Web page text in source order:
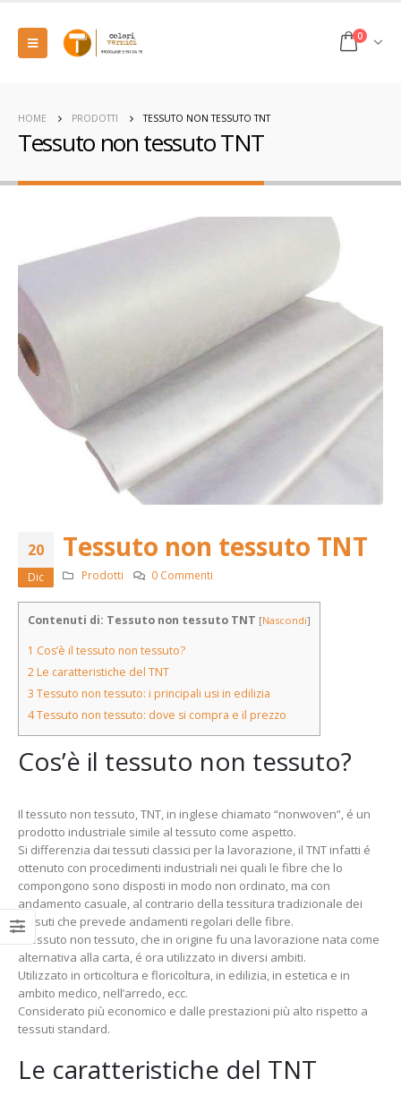
0
HOME PRODOTTI TESSUTO NON TESSUTO TNT
Tessuto non tessuto TNT
20
Dic
Tessuto non tessuto TNT
Prodotti 0 Commenti
Contenuti di: Tessuto non tessuto TNT [Nascondi]
1 Cos’è il tessuto non tessuto?
2 Le caratteristiche del TNT
3 Tessuto non tessuto: i principali usi in edilizia
4Tessuto non tessuto: dove si compra e il prezzo
Cos’è il tessuto non tessuto?
Il tessuto non tessuto, TNT, in inglese chiamato “nonwoven”, é un
prodotto industriale simile al tessuto come aspetto.
Si differenzia dai tessuti classici per la lavorazione, il TNT infatti é
ottenuto con procedimenti industriali nei quali le fibre che lo
compongono sono disposti in modo non ordinato, ma con
andamento casuale, al contrario della tessitura tradizionale dei
tessuti che prevede andamenti regolari delle fibre.
Il tessuto non tessuto, che in origine fu una lavorazione nata come
alternativa alla carta, é ora utilizzato in diversi ambiti.
Utilizzato in orticoltura e floricoltura, in edilizia, in estetica e in
ambito medico, nell’arredo, ecc.
Considerato più economico e dalle prestazioni più alto rispetto a
tessuti standard.
Le caratteristiche del TNT